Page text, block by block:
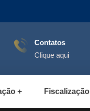
Contatos
Clique aqui
Fiscalização